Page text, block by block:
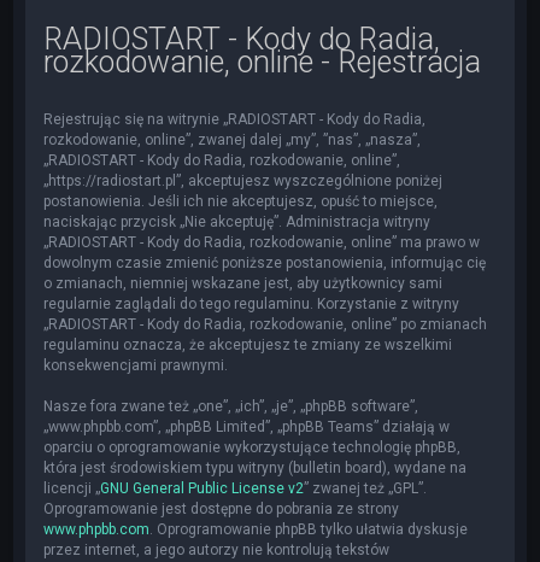
RADIOSTART - Kody do Radia,
rozkodowanie, online - Rejestracja
Rejestrując się na witrynie „RADIOSTART - Kody do Radia,
rozkodowanie, online”, zwanej dalej „my”, ”nas”, „nasza”,
„RADIOSTART - Kody do Radia, rozkodowanie, online”,
„https://radiostart.pl”, akceptujesz wyszczególnione poniżej
postanowienia. Jeśli ich nie akceptujesz, opuść to miejsce,
naciskając przycisk „Nie akceptuję”. Administracja witryny
„RADIOSTART - Kody do Radia, rozkodowanie, online” ma prawo w
dowolnym czasie zmienić poniższe postanowienia, informując cię
o zmianach, niemniej wskazane jest, aby użytkownicy sami
regularnie zaglądali do tego regulaminu. Korzystanie z witryny
„RADIOSTART - Kody do Radia, rozkodowanie, online” po zmianach
regulaminu oznacza, że akceptujesz te zmiany ze wszelkimi
konsekwencjami prawnymi.
Nasze fora zwane też „one”, „ich”, „je”, „phpBB software”,
„www.phpbb.com”, „phpBB Limited”, „phpBB Teams” działają w
oparciu o oprogramowanie wykorzystujące technologię phpBB,
która jest środowiskiem typu witryny (bulletin board), wydane na
licencji „GNU General Public License v2” zwanej też „GPL”.
Oprogramowanie jest dostępne do pobrania ze strony
www.phpbb.com . Oprogramowanie phpBB tylko ułatwia dyskusje
przez internet, a jego autorzy nie kontrolują tekstów